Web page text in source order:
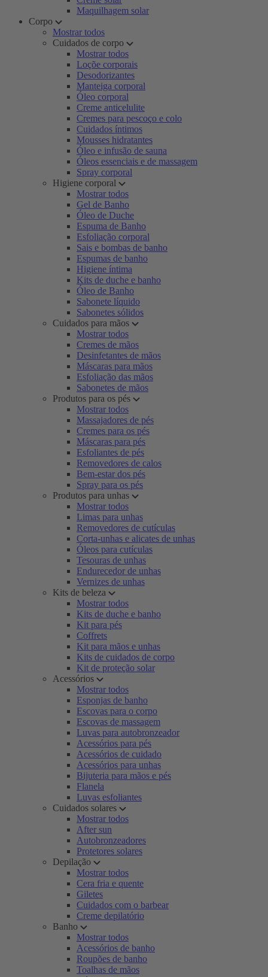
Maquilhagem solar
Corpo
Mostrar todos
Cuidados de corpo
Mostrar todos
Loçõe corporais
Desodorizantes
Manteiga corporal
Óleo corporal
Creme anticelulite
Cremes para pescoço e colo
Cuidados íntimos
Mousses hidratantes
Óleo e infusão de sauna
Óleos essenciais e de massagem
Spray corporal
Higiene corporal
Mostrar todos
Gel de Banho
Óleo de Duche
Espuma de Banho
Esfoliação corporal
Sais e bombas de banho
Espumas de banho
Higiene íntima
Kits de duche e banho
Óleo de Banho
Sabonete líquido
Sabonetes sólidos
Cuidados para mãos
Mostrar todos
Cremes de mãos
Desinfetantes de mãos
Máscaras para mãos
Esfoliação das mãos
Sabonetes de mãos
Produtos para os pés
Mostrar todos
Massajadores de pés
Cremes para os pés
Máscaras para pés
Esfoliantes de pés
Removedores de calos
Bem-estar dos pés
Spray para os pés
Produtos para unhas
Mostrar todos
Limas para unhas
Removedores de cutículas
Corta-unhas e alicates de unhas
Óleos para cutículas
Tesouras de unhas
Endurecedor de unhas
Vernizes de unhas
Kits de beleza
Mostrar todos
Kits de duche e banho
Kit para pés
Coffrets
Kit para mãos e unhas
Kits de cuidados de corpo
Kit de proteção solar
Acessórios
Mostrar todos
Esponjas de banho
Escovas para o corpo
Escovas de massagem
Luvas para autobronzeador
Acessórios para pés
Acessórios de cuidado
Acessórios para unhas
Bijuteria para mãos e pés
Flanela
Luvas esfoliantes
Cuidados solares
Mostrar todos
After sun
Autobronzeadores
Protetores solares
Depilação
Mostrar todos
Cera fria e quente
Giletes
Cuidados com o barbear
Creme depilatório
Banho
Mostrar todos
Acessórios de banho
Roupões de banho
Toalhas de mãos